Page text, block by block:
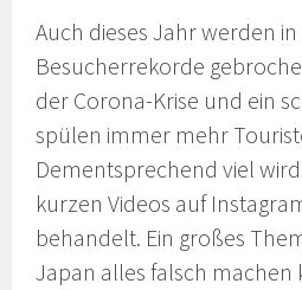
Auch dieses Jahr werden
Besucherrekorde
der Corona-Krise und ein
spülen immer mehr
Dementsprechend viel
kurzen Videos auf
behandelt. Ein großes
Japan alles falsch machen